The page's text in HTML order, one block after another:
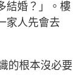
結婚？」。樓
家人先會去
的根本沒必要